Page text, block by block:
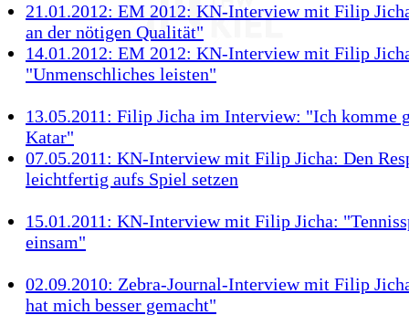
21.01.2012: EM 2012: KN-Interview mit Filip
an der nötigen Qualität"
14.01.2012: EM 2012: KN-Interview mit Filip
"Unmenschliches leisten"
13.05.2011: Filip Jicha im Interview: "Ich komme
Katar"
07.05.2011: KN-Interview mit Filip Jicha: Den
leichtfertig aufs Spiel setzen
15.01.2011: KN-Interview mit Filip Jicha:
einsam"
02.09.2010: Zebra-Journal-Interview mit Filip
hat mich besser gemacht"